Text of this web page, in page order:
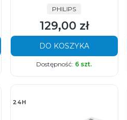
PRODUCENT
PHILIPS
Cena
129,00 zł
DO KOSZYKA
Dostępność: 6 szt.
24H